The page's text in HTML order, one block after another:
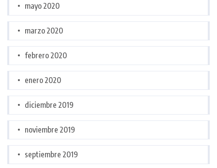
mayo 2020
marzo 2020
febrero 2020
enero 2020
diciembre 2019
noviembre 2019
septiembre 2019